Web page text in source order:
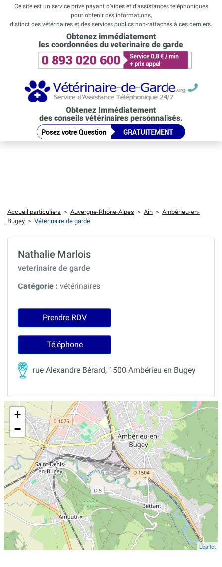
Ce site est un service privé payant d’aides et d’assistances téléphoniques
pour obtenir des informations,
distinct des vétérinaires et des services publics non-rattachés à ces derniers.
Obtenez immédiatement
les coordonnées du veterinaire de garde
Obtenez Immédiatement
des conseils vétérinaires personnalisés.
Accueil particuliers > Auvergne-Rhône-Alpes > Ain > Ambérieu-en-
Bugey > Vétérinaire de garde
Nathalie Marlois
veterinaire de garde
Catégorie : vétérinaires
Prendre RDV
Téléphone
rue Alexandre Bérard, 1500 Ambérieu en Bugey
+
−
Leaflet